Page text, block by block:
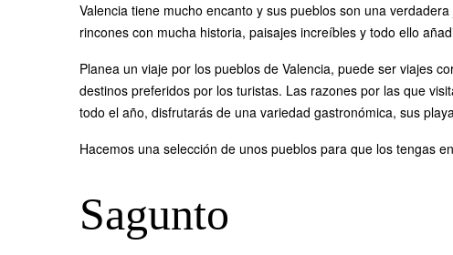
Valencia tiene mucho encanto y sus pueblos son una
rincones con mucha historia, paisajes increíbles y todo ello
Planea un viaje por los pueblos de Valencia, puede ser viajes
destinos preferidos por los turistas. Las razones por las que
todo el año, disfrutarás de una variedad gastronómica, sus
Hacemos una selección de unos pueblos para que los tengas
Sagunto